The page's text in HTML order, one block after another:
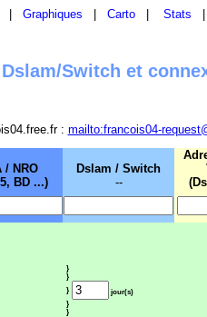
Graphiques Carto Stats
Switch et
: mailto:francois04-
/ NRO
BD ...)
Dslam / Switch
--
}
}
}
jour(s)
}
}